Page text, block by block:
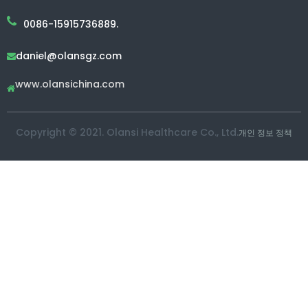
0086-15915736889.
daniel@olansgz.com
www.olansichina.com
Copyright © 2021. Olansi Healthcare Co., Ltd.개인 정보 정책